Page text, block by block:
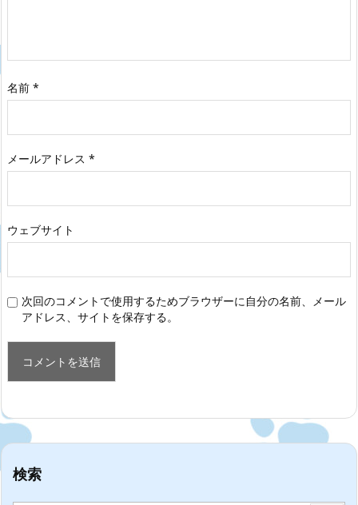
名前 *
メールアドレス *
ウェブサイト
次回のコメントで使用するためブラウザーに自分の名前、メール
アドレス、サイトを保存する。
検索